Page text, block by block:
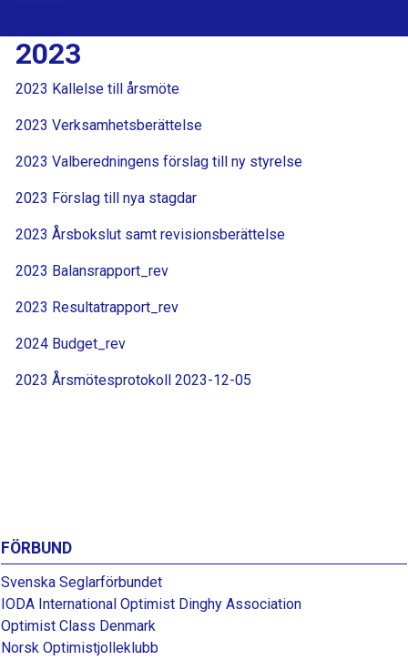
FÖRBUND
Svenska Seglarförbundet
IODA International Optimist Dinghy Association
Optimist Class Denmark
Norsk Optimistjolleklubb
2023
2023 Kallelse till årsmöte
2023 Verksamhetsberättelse
2023 Valberedningens förslag till ny styrelse
2023 Förslag till nya stagdar
2023 Årsbokslut samt revisionsberättelse
2023 Balansrapport_rev
2023 Resultatrapport_rev
2024 Budget_rev
2023 Årsmötesprotokoll 2023-12-05